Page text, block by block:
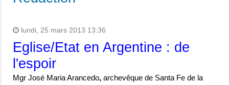
lundi, 25 mars 2013 13:36
Eglise/Etat en Argentine : de
l'espoir
Mgr José Maria Arancedo, archevêque de Santa Fe de la